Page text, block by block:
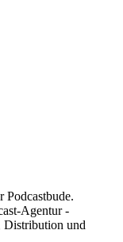
Podcastbude.
Agentur -
Distribution und